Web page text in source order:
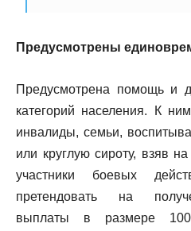
Предусмотрены
Предусмотрена помощь и
категорий населения. К
инвалиды, семьи,
или круглую сироту, взяв
участники боевых
претендовать на
выплаты в размере 100